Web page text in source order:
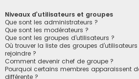
Niveaux d’utilisateurs et groupes
Que sont les administrateurs ?
Que sont les modérateurs ?
Que sont les groupes d’utilisateurs ?
Où trouver la liste des groupes
rejoindre ?
Comment devenir chef de groupe ?
Pourquoi certains membres apparaissent
différente ?